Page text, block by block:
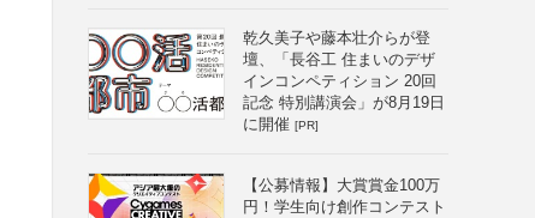
乾久美子や藤本壮介らが登
壇、「長谷工 住まいのデザ
インコンペティション 20回
記念 特別講演会」が8月19日
に開催 [PR]
【公募情報】大賞賞金100万
円！学生向け創作コンテスト